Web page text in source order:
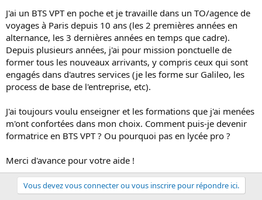
i
s
c
u
s
i
o
J'ai un BTS VPT en poche et je travaille dans un TO/agence de
voyages à Paris depuis 10 ans (les 2 premières années en
alternance, les 3 dernières années en temps que cadre).
Depuis plusieurs années, j'ai pour mission ponctuelle de
former tous les nouveaux arrivants, y compris ceux qui sont
engagés dans d'autres services (je les forme sur Galileo, les
process de base de l'entreprise, etc).
J'ai toujours voulu enseigner et les formations que j'ai menées
m'ont confortées dans mon choix. Comment puis-je devenir
formatrice en BTS VPT ? Ou pourquoi pas en lycée pro ?
Merci d'avance pour votre aide !
Vous devez vous connecter ou vous inscrire pour répondre ici.